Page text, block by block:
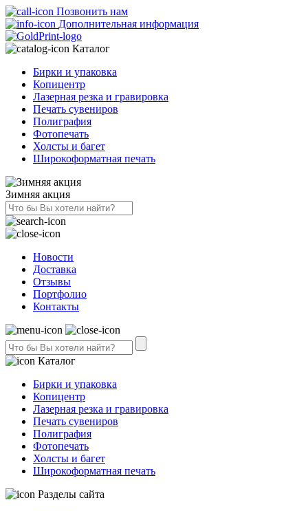
Позвонить нам
Дополнительная информация
Каталог
Бирки и упаковка
Копицентр
Лазерная резка и гравировка
Печать сувениров
Полиграфия
Фотопечать
Холсты и багет
Широкоформатная печать
Зимняя акция
Новости
Доставка
Отзывы
Портфолио
Контакты
Каталог
Бирки и упаковка
Копицентр
Лазерная резка и гравировка
Печать сувениров
Полиграфия
Фотопечать
Холсты и багет
Широкоформатная печать
Разделы сайта